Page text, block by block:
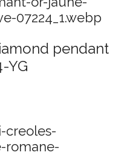
pendant
YG